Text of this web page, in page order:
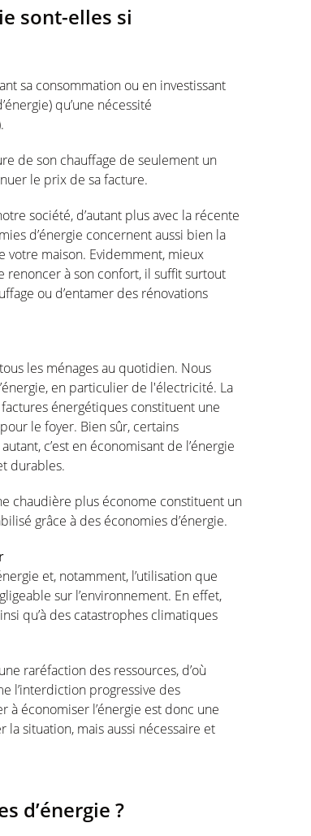
sont-elles si
sa consommation ou en investissant
qu’une nécessité
de son chauffage de seulement un
le prix de sa facture.
société, d’autant plus avec la récente
d’énergie concernent aussi bien la
votre maison. Evidemment, mieux
renoncer à son confort, il suffit surtout
ou d’entamer des rénovations
les ménages au quotidien. Nous
en particulier de l'électricité. La
énergétiques constituent une
le foyer. Bien sûr, certains
c’est en économisant de l’énergie
durables.
chaudière plus économe constituent un
grâce à des économies d’énergie.
et, notamment, l’utilisation que
sur l’environnement. En effet,
qu’à des catastrophes climatiques
raréfaction des ressources, d’où
l’interdiction progressive des
à économiser l’énergie est donc une
situation, mais aussi nécessaire et
d’énergie ?